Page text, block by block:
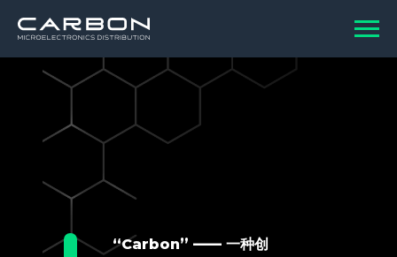
“Carbon” —— 一种创